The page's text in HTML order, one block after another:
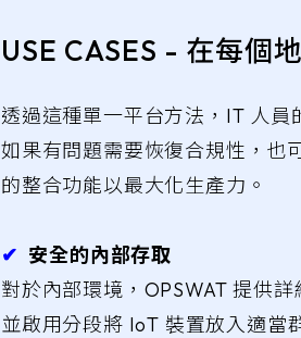
USE CASES - 在每個
透過這種單一平台方法，IT 人員
如果有問題需要恢復合規性，也
的整合功能以最大化生產力。
✔︎ 安全的內部存取
對於內部環境，OPSWAT 提供
並啟用分段將 IoT 裝置放入適當